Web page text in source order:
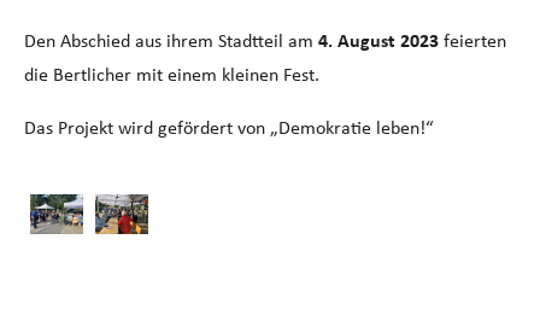
Den Abschied aus ihrem Stadtteil am 4. August 2023 feierten
die Bertlicher mit einem kleinen Fest.
Das Projekt wird gefördert von „Demokratie leben!“